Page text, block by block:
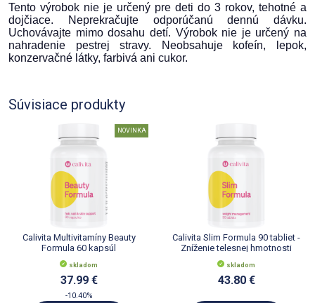
Tento výrobok nie je určený pre deti do 3 rokov, tehotné a
dojčiace. Neprekračujte odporúčanú dennú dávku.
Uchovávajte mimo dosahu detí. Výrobok nie je určený na
nahradenie pestrej stravy. Neobsahuje kofeín, lepok,
konzervačné látky, farbivá ani cukor.
Súvisiace produkty
NOVINKA
Calivita Multivitamíny Beauty
Formula 60 kapsúl
skladom
37.99 €
-10.40%
Calivita Slim Formula 90 tabliet -
Zníženie telesnej hmotnosti
skladom
43.80 €